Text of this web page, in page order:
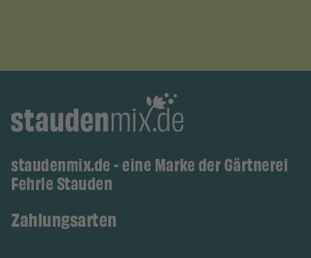
staudenmix.de - eine Marke der Gärtnerei
Fehrle Stauden
Zahlungsarten